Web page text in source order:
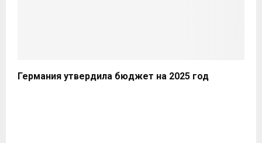
Германия утвердила бюджет на 2025 год